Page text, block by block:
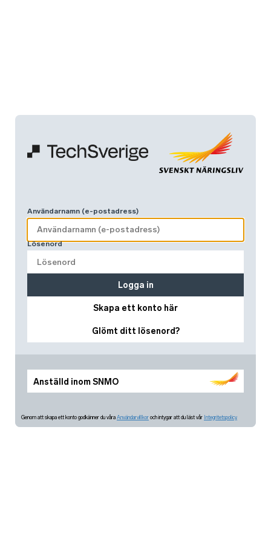
Anställd inom SNMO
Användarnamn (e-postadress)
Lösenord
Skapa ett konto här
Glömt ditt lösenord?
Logga in
Genom att skapa ett konto godkänner du våra Användarvillkor och intygar att du läst vår Integritetspolicy.